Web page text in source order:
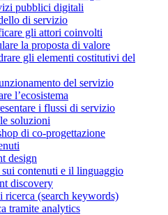
pubblici digitali
di servizio
gli attori coinvolti
la proposta di valore
gli elementi costitutivi del
del servizio
l’ecosistema
i flussi di servizio
soluzioni
di co-progettazione
design
contenuti e il linguaggio
discovery
ricerca (search keywords)
tramite analytics